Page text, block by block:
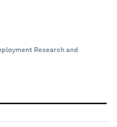
Research and